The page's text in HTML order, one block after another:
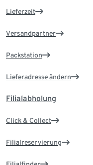
Lieferzeit
Versandpartner
Packstation
Lieferadresse ändern
Filialabholung
Click & Collect
Filialreservierung